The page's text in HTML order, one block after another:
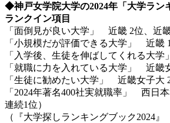
◆神戸女学院大学の2024年「大学ラン
ランクイン項目
「面倒見が良い大学」 近畿 2位、近
「小規模だが評価できる大学」 近畿
「入学後、生徒を伸ばしてくれる大
「就職に力を入れている大学」 近畿
「生徒に勧めたい大学」 近畿女子大
「2024年著名400社実就職率」 西日
連続1位）
（『大学探しランキングブック2024』